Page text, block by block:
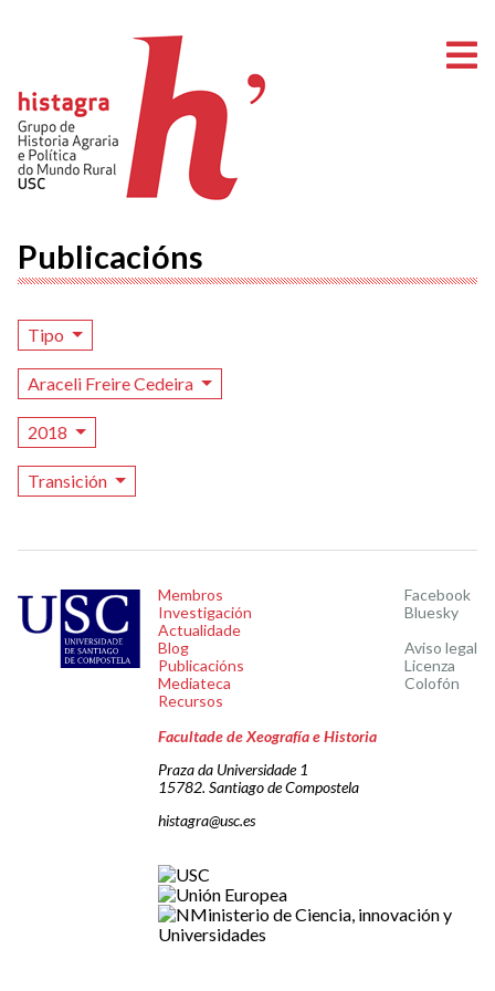
Publicacións
Tipo
Araceli Freire Cedeira
2018
Transición
Membros
Investigación
Actualidade
Blog
Publicacións
Mediateca
Recursos
Facebook
Bluesky
Aviso legal
Licenza
Colofón
Facultade de Xeografía e Historia
Praza da Universidade 1
15782. Santiago de Compostela
histagra@usc.es